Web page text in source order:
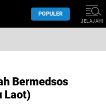
POPULER
JELAJAHI
Bermedsos
Laot)